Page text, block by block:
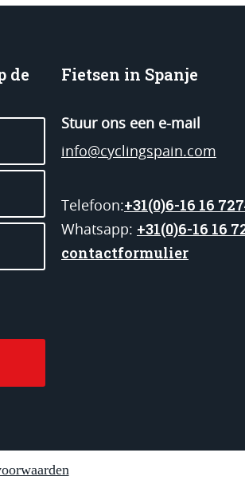
de
Fietsen in Spanje
Stuur ons een e-mail
info@cyclingspain.com
Telefoon:+31(0)6-16 16
Whatsapp: +31(0)6-16 16
contactformulier